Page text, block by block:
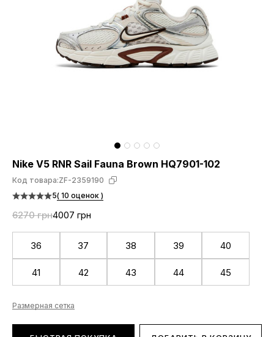
Nike V5 RNR Sail Fauna Brown HQ7901-102
Код товара:ZF-2359190
5( 10 оценок )
6270 грн4007 грн
36 37 38 39 40
41 42 43 44 45
Размерная сетка